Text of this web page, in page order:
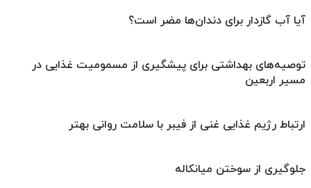
آیا آب گازدار برای دندان‌ها مضر است؟
توصیه‌های بهداشتی برای پیشگیری از مسمومیت غذایی در
مسیر اربعین
ارتباط رژیم غذایی غنی از فیبر با سلامت روانی بهتر
جلوگیری از سوختن میانکاله